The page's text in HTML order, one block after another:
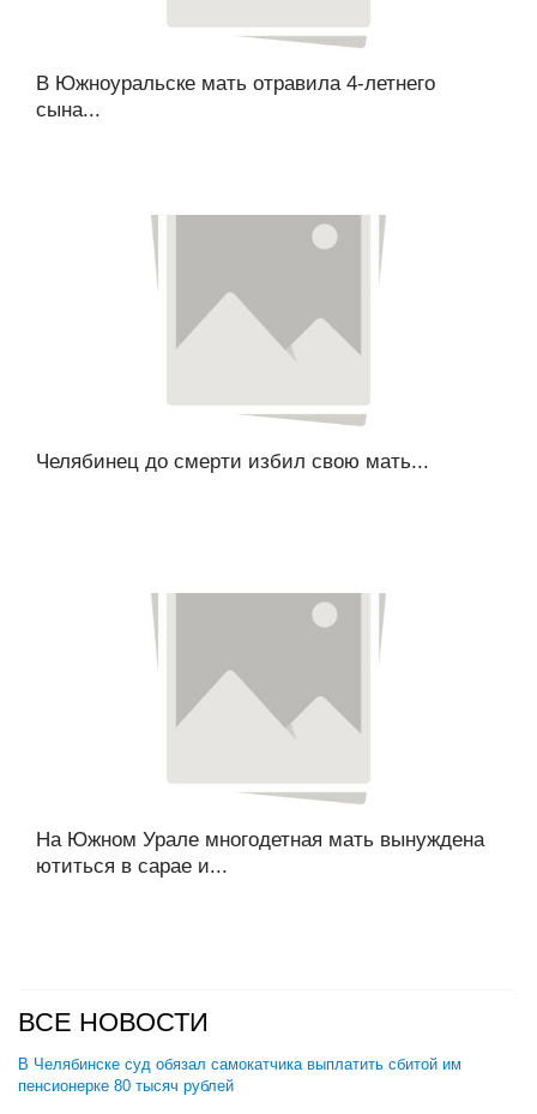
В Южноуральске мать отравила 4-летнего
сына...
Челябинец до смерти избил свою мать...
На Южном Урале многодетная мать вынуждена
ютиться в сарае и...
ВСЕ НОВОСТИ
В Челябинске суд обязал самокатчика выплатить сбитой им
пенсионерке 80 тысяч рублей